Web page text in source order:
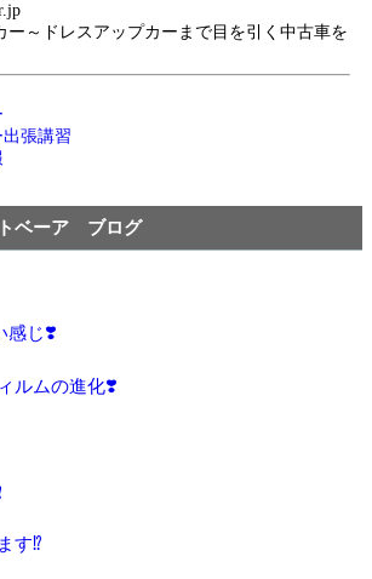
ー～ドレスアップカーまで目を引く中古車を
張講習
ベーア ブログ
感じ❣️
ルムの進化❣️
す⁉️